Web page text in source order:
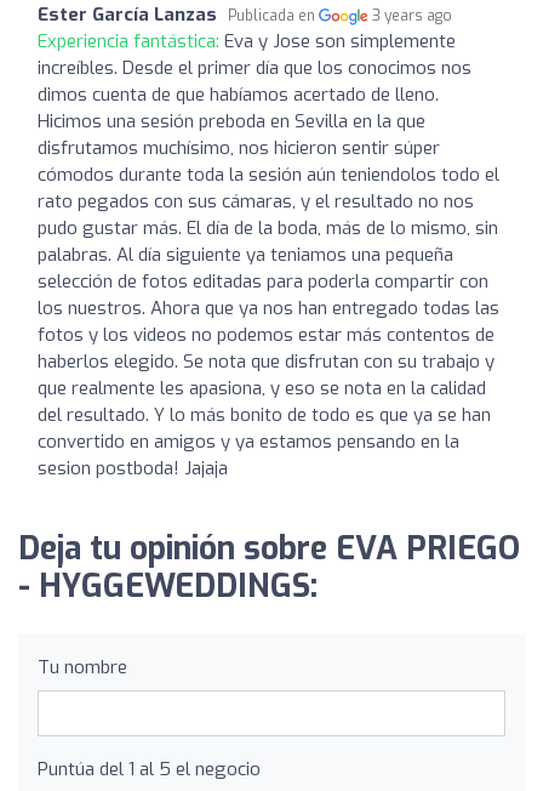
Ester García Lanzas Publicada en 3 years ago
Experiencia fantástica: Eva y Jose son simplemente
increíbles. Desde el primer día que los conocimos nos
dimos cuenta de que habíamos acertado de lleno.
Hicimos una sesión preboda en Sevilla en la que
disfrutamos muchísimo, nos hicieron sentir súper
cómodos durante toda la sesión aún teniendolos todo el
rato pegados con sus cámaras, y el resultado no nos
pudo gustar más. El día de la boda, más de lo mismo, sin
palabras. Al día siguiente ya teniamos una pequeña
selección de fotos editadas para poderla compartir con
los nuestros. Ahora que ya nos han entregado todas las
fotos y los videos no podemos estar más contentos de
haberlos elegido. Se nota que disfrutan con su trabajo y
que realmente les apasiona, y eso se nota en la calidad
del resultado. Y lo más bonito de todo es que ya se han
convertido en amigos y ya estamos pensando en la
sesion postboda! Jajaja
Deja tu opinión sobre EVA PRIEGO
- HYGGEWEDDINGS:
Tu nombre
Puntúa del 1 al 5 el negocio